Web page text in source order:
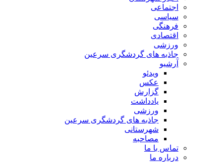
اجتماعی
سیاسی
فرهنگی
اقتصادی
ورزشی
جاذبه های گردشگری سرعین
آرشیو
ویدئو
عکس
گزارش
یادداشت
ورزشی
جاذبه های گردشگری سرعین
شهرستانی
مصاحبه
تماس با ما
درباره ما